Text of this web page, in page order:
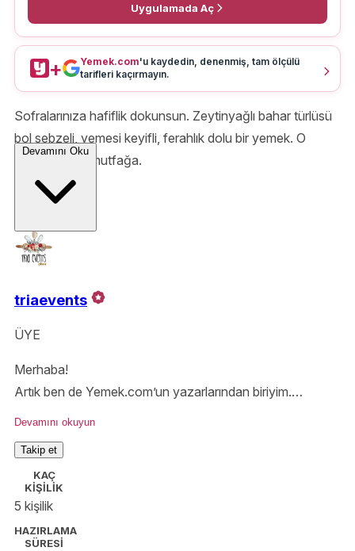
Uygulamada Aç
+ Yemek.com'u kaydedin, denenmiş, tam ölçülü
tarifleri kaçırmayın.
Sofralarınıza hafiflik dokunsun. Zeytinyağlı bahar türlüsü
bol sebzeli, yemesi keyifli, ferahlık dolu bir yemek. O
zaman haydi mutfağa.
Devamını Oku
triaevents
ÜYE
Merhaba!
Artık ben de Yemek.com’un yazarlarından biriyim.
Birlikte lezzetli bir çok tarif deneyip, mutlu sofralarda
Beni instagram hesabımdan da takip edebilirsiniz;
@triaevents
Devamını okuyun
Takip et
KAÇ
KİŞİLİK
5 kişilik
HAZIRLAMA
SÜRESİ